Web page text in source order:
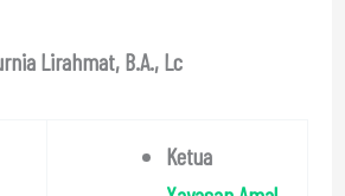
Lirahmat, B.A., Lc
Ketua